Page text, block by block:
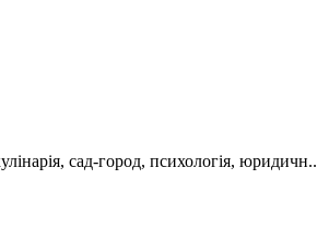
сад-город, психологія, юридичн..